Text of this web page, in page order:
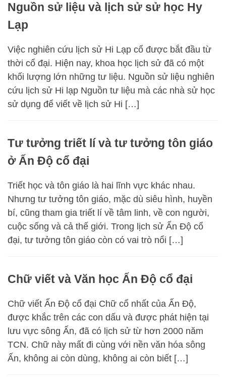
Nguồn sử liệu và lịch sử sử học Hy
Lạp
Việc nghiên cứu lịch sử Hi Lạp cổ được bắt đầu từ
thời cổ đại. Hiện nay, khoa học lịch sử đã có một
khối lượng lớn những tư liệu. Nguồn sử liệu nghiên
cứu lịch sử Hi lạp Nguồn tư liệu mà các nhà sử học
sử dụng để viết về lịch sử Hi […]
Tư tưởng triết lí và tư tưởng tôn giáo
ở Ấn Độ cổ đại
Triết học và tôn giáo là hai lĩnh vực khác nhau.
Nhưng tư tưởng tôn giáo, mặc dù siêu hình, huyền
bí, cũng tham gia triết lí về tâm linh, về con người,
cuộc sống và cả thế giới. Trong lịch sử Ấn Độ cổ
đại, tư tưởng tôn giáo còn có vai trò nổi […]
Chữ viết và Văn học Ấn Độ cổ đại
Chữ viết Ấn Độ cổ đại Chữ cổ nhất của Ấn Độ,
được khắc trên các con dấu và được phát hiện tại
lưu vực sông Ấn, đã có lịch sử từ hơn 2000 năm
TCN. Chữ này mất đi cùng với nền văn hóa sông
Ấn, không ai còn dùng, không ai còn biết […]